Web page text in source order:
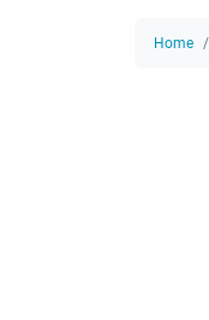
Home